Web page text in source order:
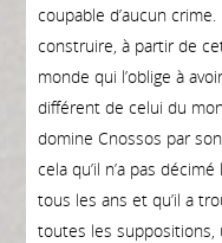
coupable d’aucun
construire, à partir de
monde qui l’oblige à
différent de celui du
domine Cnossos par
cela qu’il n’a pas
tous les ans et qu’il a
toutes les suppositions,